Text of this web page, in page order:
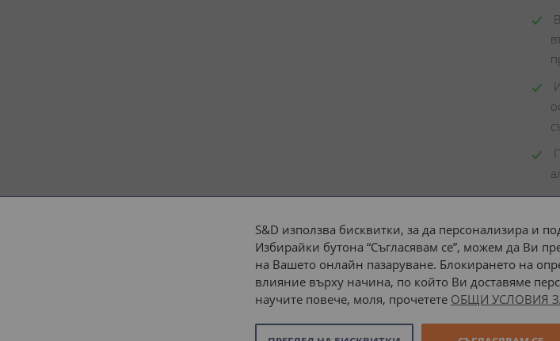
S&D използва бисквитки, за да персонализира и
Избирайки бутона “Съгласявам се”, можем да Ви
на Вашето онлайн пазаруване. Блокирането на
влияние върху начина, по който Ви доставяме
научите повече, моля, прочетете ОБЩИ УСЛОВИЯ